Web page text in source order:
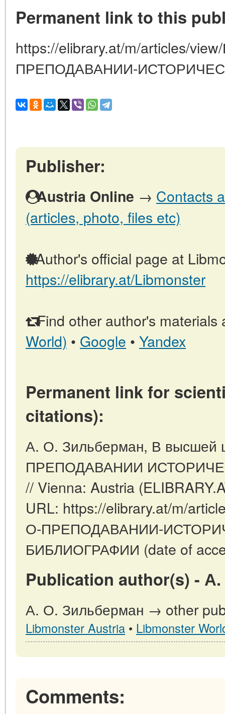
Permanent link to this
https://elibrary.at/m/articles/
ПРЕПОДАВАНИИ-
Publisher:
Austria Online → Contacts
(articles, photo, files etc)
Author's official page at
https://elibrary.at/Libmonster
Find other author's materials
World) • Google • Yandex
Permanent link for
citations):
А. О. Зильберман, В высшей
ПРЕПОДАВАНИИ
// Vienna: Austria
URL: https://elibrary.at/m/
О-ПРЕПОДАВАНИИ-
БИБЛИОГРАФИИ (date of
Publication author(s) -
А. О. Зильберман → other
Libmonster Austria • Libmonster
Comments: